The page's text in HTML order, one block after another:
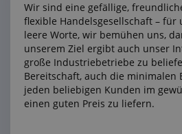
Wir sind eine gefällige,
flexible Handelsgesellschaft –
leere Worte, wir bemühen uns,
unserem Ziel ergibt auch unser
große Industriebetriebe zu
Bereitschaft, auch die minimalen
jeden beliebigen Kunden im
einen guten Preis zu liefern.